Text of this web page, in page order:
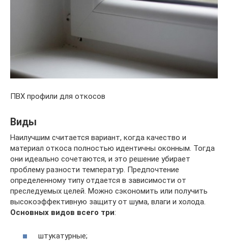
ПВХ профили для откосов
Виды
Наилучшим считается вариант, когда качество и
материал откоса полностью идентичны оконным. Тогда
они идеально сочетаются, и это решение убирает
проблему разности температур. Предпочтение
определенному типу отдается в зависимости от
преследуемых целей. Можно сэкономить или получить
высокоэффективную защиту от шума, влаги и холода.
Основных видов всего три:
штукатурные;